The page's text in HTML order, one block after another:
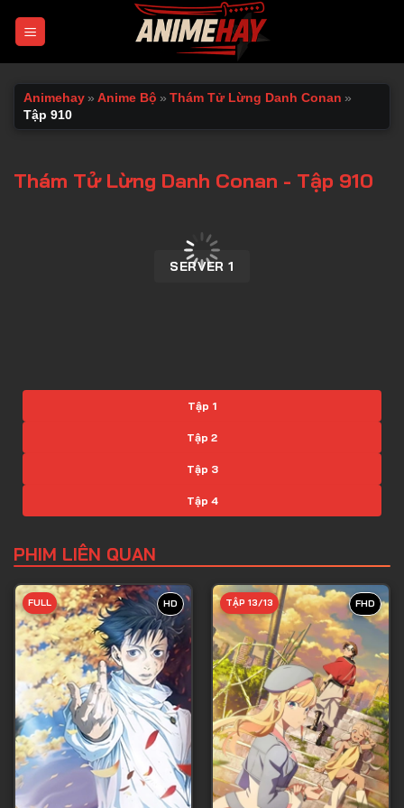
Animehay » Anime Bộ » Thám Tử Lừng Danh Conan »
Tập 910
Thám Tử Lừng Danh Conan - Tập 910
SERVER 1
Tập 1
Tập 2
Tập 3
Tập 4
Tập 6
Tập 7
Tập 8
Tập 9
Tập 10
Tập 11
Tập 12
Tập 13
PHIM LIÊN QUAN
HD
FULL FHD
TẬP 13/13